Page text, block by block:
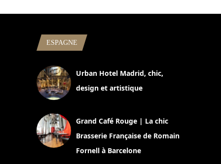
ESPAGNE
Urban Hotel Madrid, chic,
design et artistique
Grand Café Rouge | La chic
Brasserie Française de Romain
Fornell à Barcelone